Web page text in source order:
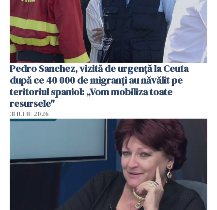
Pedro Sanchez, vizită de urgență la Ceuta
după ce 40 000 de migranți au năvălit pe
teritoriul spaniol: „Vom mobiliza toate
resursele"
31 IULIE 2026